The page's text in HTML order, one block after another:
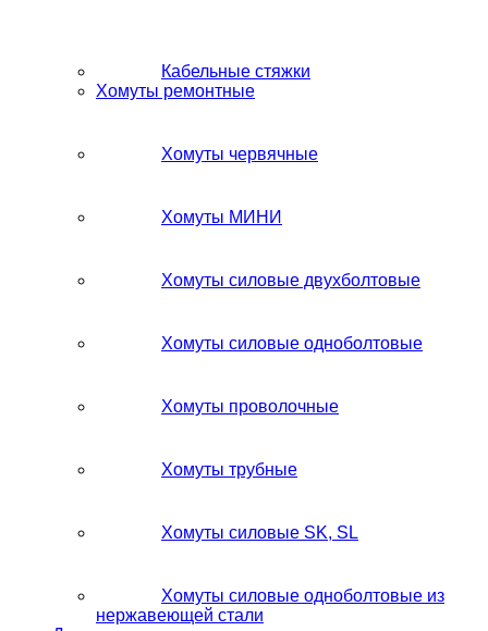
Кабельные стяжки
Хомуты ремонтные
Хомуты червячные
Хомуты МИНИ
Хомуты силовые двухболтовые
Хомуты силовые одноболтовые
Хомуты проволочные
Хомуты трубные
Хомуты силовые SK, SL
Хомуты силовые одноболтовые из
нержавеющей стали